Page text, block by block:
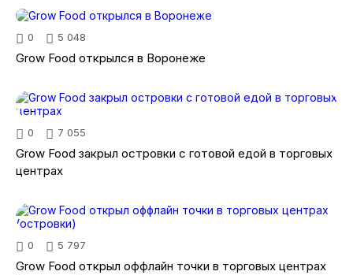
0 5 048
Grow Food открылся в Воронеже
0 7 055
Grow Food закрыл островки с готовой едой в торговых
центрах
0 5 797
Grow Food открыл оффлайн точки в торговых центрах